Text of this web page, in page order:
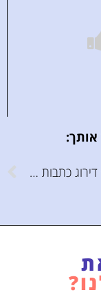
אותך:
איך להוסיף דירוג כתבות באתר שיוצג גם בתוצאות החיפוש בגוגל